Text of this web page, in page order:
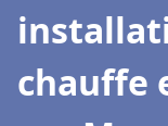
chauffe